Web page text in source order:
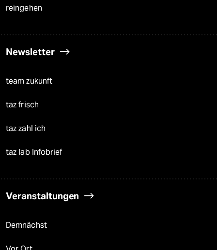
reingehen
Newsletter
team zukunft
taz frisch
taz zahl ich
taz lab Infobrief
Veranstaltungen
Demnächst